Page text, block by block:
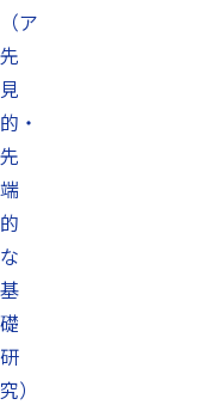
（ア
先
見
的・
先
端
的
な
基
礎
研
究）